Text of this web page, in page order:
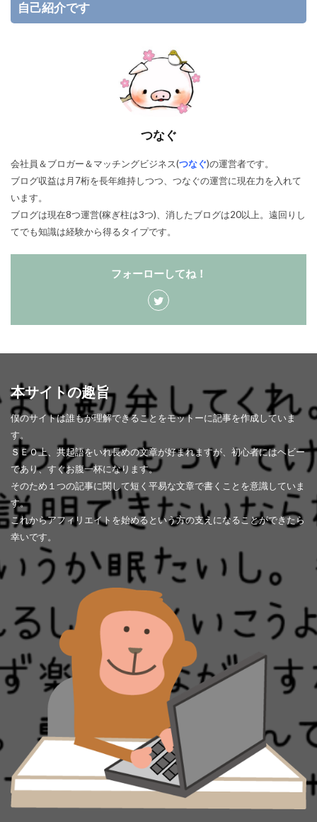
自己紹介です
つなぐ
会社員＆ブロガー＆マッチングビジネス(つなぐ)の運営者です。
ブログ収益は月7桁を長年維持しつつ、つなぐの運営に現在力を入れて
います。
ブログは現在8つ運営(稼ぎ柱は3つ)、消したブログは20以上。遠回りし
てでも知識は経験から得るタイプです。
フォーローしてね！
本サイトの趣旨
僕のサイトは誰もが理解できることをモットーに記事を作成していま
す。
ＳＥＯ上、共起語をいれ長めの文章が好まれますが、初心者にはヘビー
であり、すぐお腹一杯になります。
そのため１つの記事に関して短く平易な文章で書くことを意識していま
す。
これからアフィリエイトを始めるという方の支えになることができたら
幸いです。